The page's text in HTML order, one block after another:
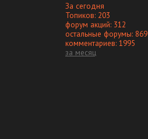
За сегодня
Топиков: 203
форум акций: 312
остальные форумы: 869
комментариев: 1995
за месяц